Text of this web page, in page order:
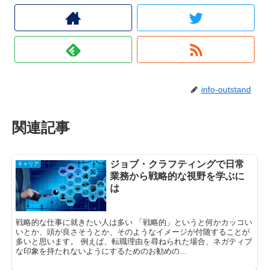
info-outstand
関連記事
キャリア
ジョブ・クラフティングで日常
業務から戦略的な視野を学ぶに
は
戦略的な仕事に就きたい人は多い 「戦略的」というと何かカッコい
いとか、頭が良さそうとか、そのようなイメージが付随することが
多いと思います。 例えば、転職理由を尋ねられた場合、ネガティブ
な印象を持たれないようにするためのお勧めの...